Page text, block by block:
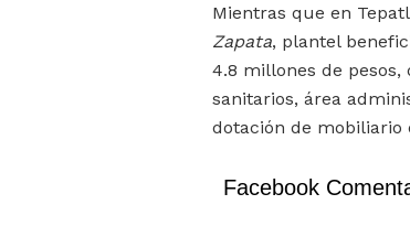
Mientras que en
Zapata, plantel
4.8 millones de
sanitarios, área
dotación de mobiliario
Facebook